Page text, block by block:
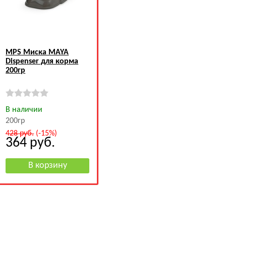
MPS Миска MAYA
Dispenser для корма
200гр
В наличии
200гр
428руб.(-15%)
364 руб.